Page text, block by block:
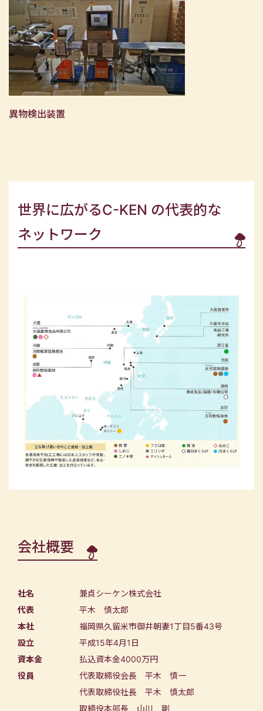
異物検出装置
世界に広がるC-KEN の代表的な
ネットワーク
会社概要
社名
兼貞シーケン株式会社
代表
平木 慎太郎
本社
福岡県久留米市御井朝妻1丁目5番43号
設立
平成15年4月1日
資本金
払込資本金4000万円
役員
代表取締役会長 平木 慎一
代表取締役社長 平木 慎太郎
取締役本部長 山川 剛